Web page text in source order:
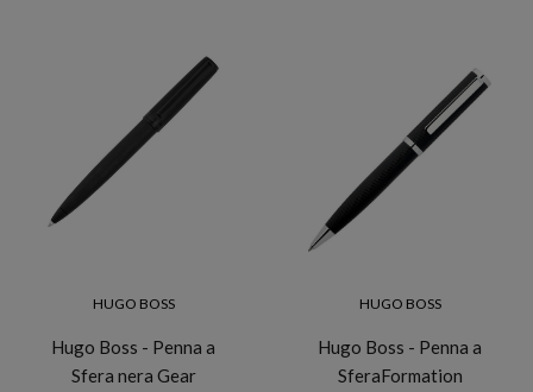
HUGO BOSS
Hugo Boss - Penna a
Sfera nera Gear
HUGO BOSS
Hugo Boss - Penna a
SferaFormation